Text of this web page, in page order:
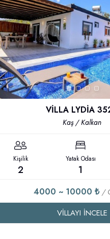
VİLLA LYDİA
Kaş / Kalkan
Kişilik
2
Yatak Odası
1
4000 ~ 10000 ₺ /
VILLAYI İNCELE